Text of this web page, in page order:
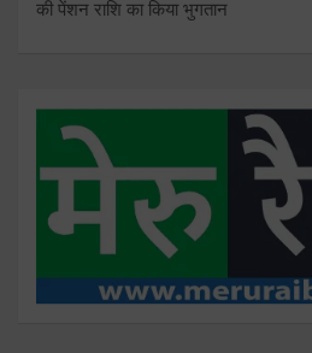
की पेंशन राशि का किया भुगतान